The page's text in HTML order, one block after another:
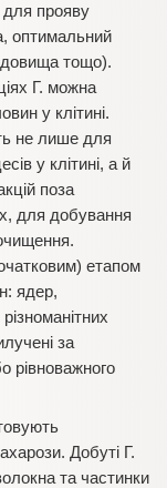
для прояву
оптимальний
тощо).
Г. можна
у клітині.
не лише для
у клітині, а й
поза
для добування
етапом
ядер,
за
рівноважного
Добуті Г.
та частинки